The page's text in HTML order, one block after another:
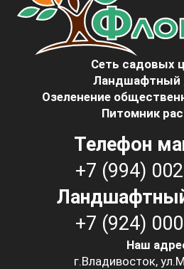
Сеть садовых
Ландшафтный
Озеленение
Питомник
Телефон
+7 (994)
+7 (924)
Наш
г.Владивосток,